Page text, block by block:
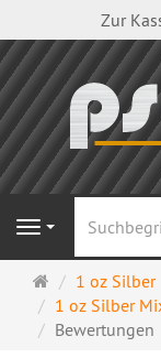
Zur
Navigation
Startseite
1 oz Silber
1 oz Silber
Bewertungen